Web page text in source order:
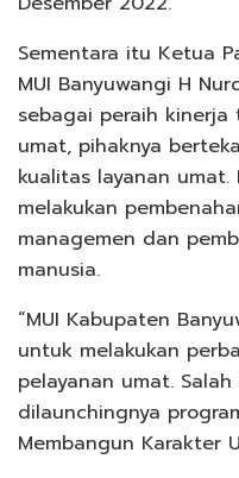
Sementara itu Ketua
MUI Banyuwangi H
sebagai peraih
umat, pihaknya
kualitas layanan
melakukan
managemen dan
manusia.
“MUI Kabupaten
untuk melakukan
pelayanan umat.
dilaunchingnya
Membangun Karakter